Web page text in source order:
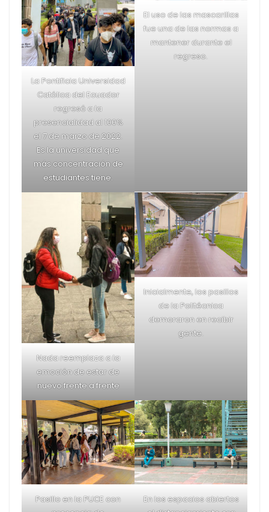
8 de julio de 2022 Pamela Peralta
La pandemia por COVID-19 dejó a los estudiantes
universitarios en un entorno de aprendizaje virtual
que imposibilitó el contacto social y, por lo tanto, la
asistencia presencial a clases. Ahora en 2022, luego
de que la mayoría de la población está vacunada, las
clases presenciales se reanudaron y la vida
universitaria pudo volver a ser como antes.
El regreso a clases
presenciales en la
Universidad Politécnica
marzo de 2022.
En la Escuela Politécnica
Nacional el regreso
presencial inició con el